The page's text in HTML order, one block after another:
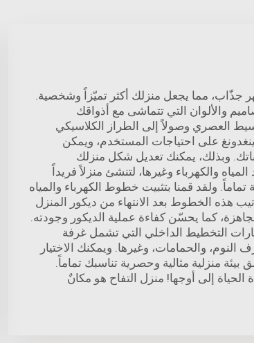
جذّاب، مما يجعل منزلك أكثر تميّزاً وشخصية.
والألوان التي تتماشى مع أذواقك
العصري وصولاً إلى الطراز الكلاسيكي
على احتياجات المستخدم، ويمكن
وبذلك، يمكنك تعديل شكل منزلك
والكهرباء وغيرها، لتنشئ منزلاً فريداً
تماماً. ولقد قمنا بتثبيت خطوط الكهرباء والمياه
هذه الخطوط بعد الانتهاء من ديكور المنزل
كما يحسّن كفاءة عملية الديكور وجودته.
التخطيط الداخلي التي تشمل غرفة
النوم، والحمامات، وغيرها. ويمكنك الاختيار
بيئة منزلية مثالية وحصرية تناسبك تماماً.
إلى أوجها! منزل التفاح هو مكانٌ